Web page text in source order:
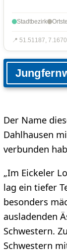
Stadtbezirk
📍 51.51187,
Der Name
Dahlhausen
verbunden
„Im Eickeler
lag ein tiefer
besonders
ausladenden
Schwestern.
Schwestern